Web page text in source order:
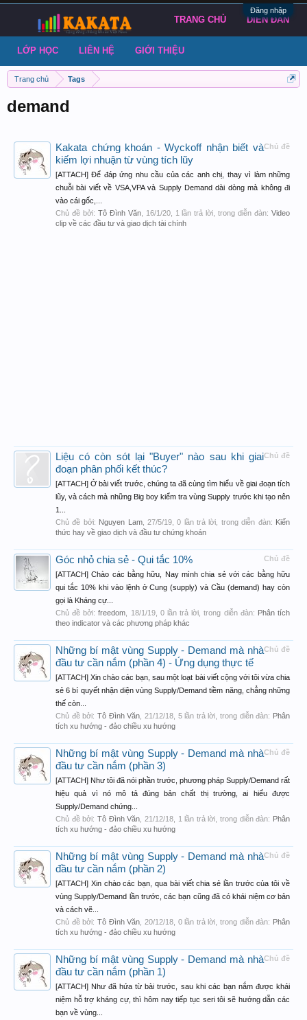
Đăng nhập
Trang chủ Tags
demand
Chủ đề
Kakata chứng khoán - Wyckoff nhận biết và
kiếm lợi nhuận từ vùng tích lũy
[ATTACH] Để đáp ứng nhu cầu của các anh chị, thay vì làm những
chuỗi bài viết về VSA,VPA và Supply Demand dài dòng mà không đi
vào cái gốc,...
Chủ đề bởi: Tô Đình Văn, 16/1/20, 1 lần trả lời, trong diễn đàn:Video
clip về các đầu tư và giao dịch tài chính
Chủ đề
Liệu có còn sót lại "Buyer" nào sau khi giai
đoạn phân phối kết thúc?
[ATTACH] Ở bài viết trước, chúng ta đã cùng tìm hiểu về giai đoạn tích
lũy, và cách mà những Big boy kiểm tra vùng Supply trước khi tạo nên
1...
Chủ đề bởi: Nguyen Lam, 27/5/19, 0 lần trả lời, trong diễn đàn: Kiến
thức hay về giao dịch và đầu tư chứng khoán
Chủ đề
Góc nhỏ chia sẻ - Qui tắc 10%
[ATTACH] Chào các bằng hữu, Nay mình chia sẻ với các bằng hữu
qui tắc 10% khi vào lệnh ở Cung (supply) và Cầu (demand) hay còn
gọi là Kháng cự...
Chủ đề bởi:freedom 18/1/19, 0 lần trả lời, trong diễn đàn: Phân tích
theo indicator và các phương pháp khác
Chủ đề
Những bí mật vùng Supply - Demand mà nhà
đầu tư cần nắm (phần 4) - Ứng dụng thực tế
[ATTACH] Xin chào các bạn, sau một loạt bài viết cộng với tôi vừa chia
sẻ 6 bí quyết nhận diện vùng Supply/Demand tiềm năng, chẳng những
thế còn...
Chủ đề bởi: Tô Đình Văn 21/12/18, 5 lần trả lời, trong diễn đàn: Phân
tích xu hướng - đảo chiều xu hướng
Chủ đề
Những bí mật vùng Supply - Demand mà nhà
đầu tư cần nắm (phần 3)
[ATTACH] Như tôi đã nói phần trước, phương pháp Supply/Demand rất
hiệu quả vì nó mô tả đúng bản chất thị trường, ai hiểu được
Supply/Demand chứng...
Chủ đề bởi: Tô Đình Văn 21/12/18, 1 lần trả lời, trong diễn đàn: Phân
tích xu hướng - đảo chiều xu hướng
Chủ đề
Những bí mật vùng Supply - Demand mà nhà
đầu tư cần nắm (phần 2)
[ATTACH] Xin chào các bạn, qua bài viết chia sẻ lần trước của tôi về
vùng Supply/Demand lần trước, các bạn cũng đã có khái niệm cơ bản
và cách vẽ...
Chủ đề bởi: Tô Đình Văn 20/12/18, 0 lần trả lời, trong diễn đàn: Phân
tích xu hướng - đảo chiều xu hướng
Chủ đề
Những bí mật vùng Supply - Demand mà nhà
đầu tư cần nắm (phần 1)
[ATTACH] Như đã hứa từ bài trước, sau khi các bạn nắm được khái
niệm hỗ trợ kháng cự, thì hôm nay tiếp tục seri tôi sẽ hướng dẫn các
bạn về vùng...
TRANG CHỦ DIỄN ĐÀN
LỚP HỌC LIÊN HỆ GIỚI THIỆU